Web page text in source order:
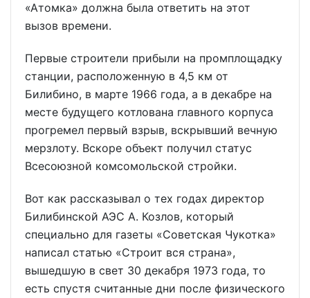
«Атомка» должна была ответить на этот
вызов времени.
Первые строители прибыли на промплощадку
станции, расположенную в 4,5 км от
Билибино, в марте 1966 года, а в декабре на
месте будущего котлована главного корпуса
прогремел первый взрыв, вскрывший вечную
мерзлоту. Вскоре объект получил статус
Всесоюзной комсомольской стройки.
Вот как рассказывал о тех годах директор
Билибинской АЭС А. Козлов, который
специально для газеты «Советская Чукотка»
написал статью «Строит вся страна»,
вышедшую в свет 30 декабря 1973 года, то
есть спустя считанные дни после физического